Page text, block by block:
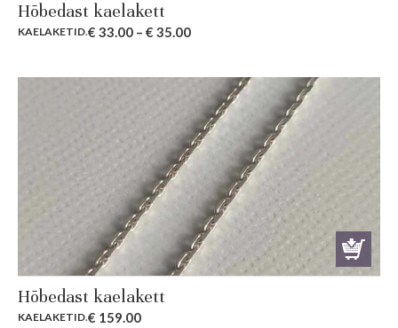
Hõbedast kaelakett
KAELAKETID.€ 33.00 – € 35.00
Hõbedast kaelakett
KAELAKETID.€ 159.00